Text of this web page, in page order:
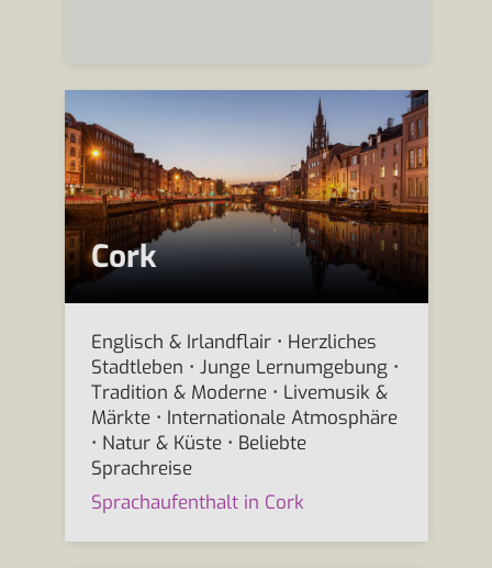
Cork
Englisch & Irlandflair • Herzliches
Stadtleben • Junge Lernumgebung •
Tradition & Moderne • Livemusik &
Märkte • Internationale Atmosphäre
• Natur & Küste • Beliebte
Sprachreise
Sprachaufenthalt in Cork